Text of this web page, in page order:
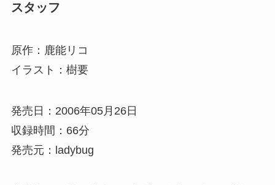
スタッフ
原作：鹿能リコ
イラスト：樹要
発売日：2006年05月26日
収録時間：66分
発売元：ladybug